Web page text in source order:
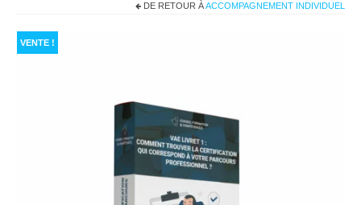
Boutique en ligne▼
Qualité – Valeurs
MON COMPTE▼
DE RETOUR ÀACCOMPAGNEMENT INDIVIDUEL
VENTE !